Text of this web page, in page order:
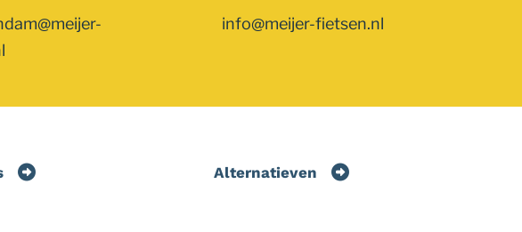
info@meijer-fietsen.nl
Alternatieven